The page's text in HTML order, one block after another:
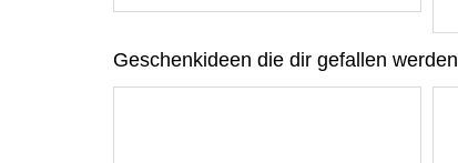
Geschenkideen die dir gefallen werden